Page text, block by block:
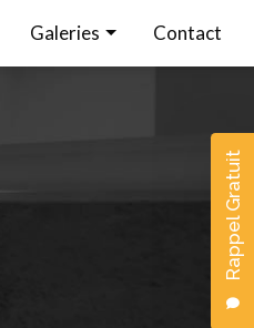
Rappel Gratuit
Galeries Contact